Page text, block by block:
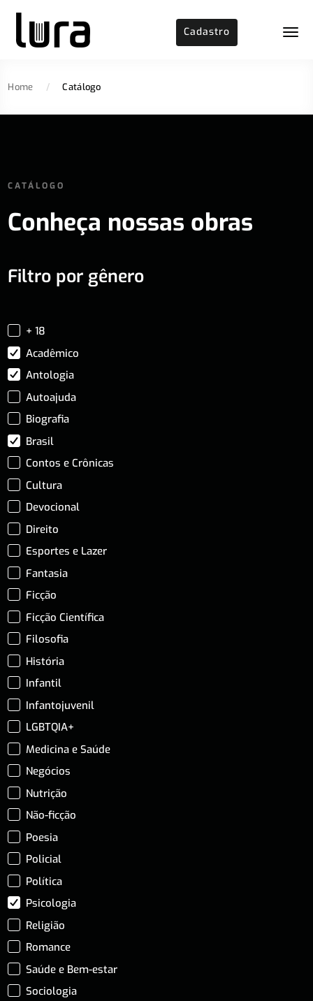
Cadastro
Home / Catálogo
CATÁLOGO
Conheça nossas obras
Filtro por gênero
+ 18
Acadêmico
Antologia
Autoajuda
Biografia
Brasil
Contos e Crônicas
Cultura
Devocional
Direito
Esportes e Lazer
Fantasia
Ficção
Ficção Científica
Filosofia
História
Infantil
Infantojuvenil
LGBTQIA+
Medicina e Saúde
Negócios
Nutrição
Não-ficção
Poesia
Policial
Política
Psicologia
Religião
Romance
Saúde e Bem-estar
Sociologia